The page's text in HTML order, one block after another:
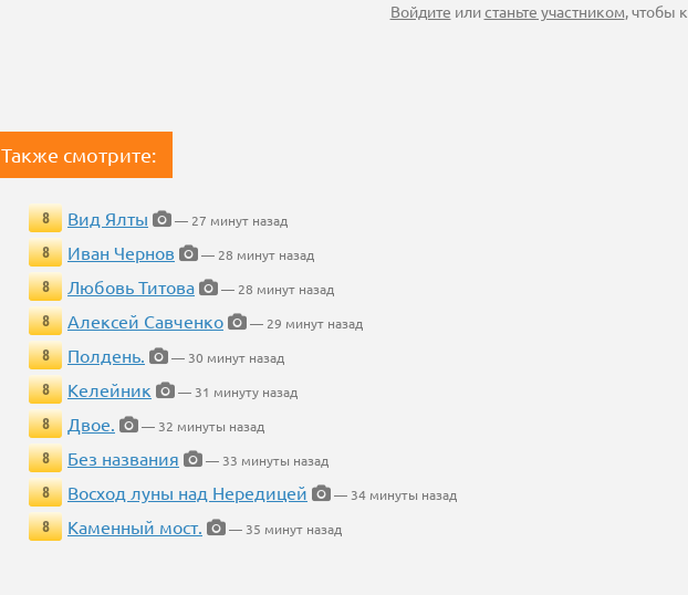
Войдите илистаньте участником, чтобы
Также смотрите:
8 Вид Ялты
— 27 минут назад
8
Иван Чернов
— 28 минут назад
8
Любовь Титова
— 28 минут назад
8
Алексей Савченко
— 29 минут назад
8
Полдень.
— 30 минут назад
8
Келейник
— 31 минуту назад
8
Двое.
— 32 минуты назад
8
Без названия
— 33 минуты назад
8
Восход луны над Нередицей
— 34 минуты назад
8
Каменный мост. — 35 минут назад